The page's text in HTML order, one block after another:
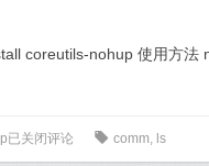
coreutils-nohup 使用方法
已关闭评论 0 comm, ls